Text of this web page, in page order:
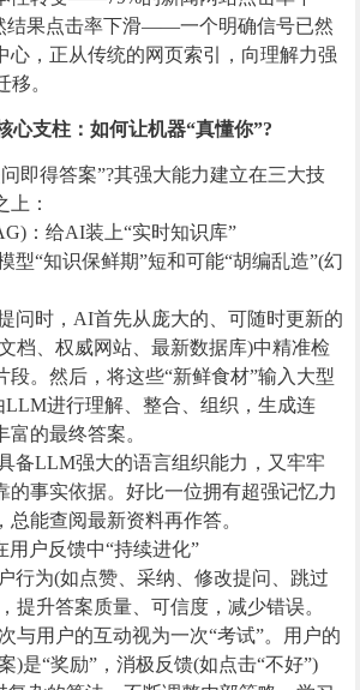
结果点击率下滑——一个明确信号已然
心，正从传统的网页索引，向理解力强
。
心支柱：如何让机器“真懂你”?
即得答案”?其强大能力建立在三大技
上：
：给AI装上“实时知识库”
型“知识保鲜期”短和可能“胡编乱造”(幻
问时，AI首先从庞大的、可随时更新的
档、权威网站、最新数据库)中精准检
段。然后，将这些“新鲜食材”输入大型
进行理解、整合、组织，生成连
的最终答案。
备LLM强大的语言组织能力，又牢牢
的事实依据。好比一位拥有超强记忆力
能查阅最新资料再作答。
用户反馈中“持续进化”
行为(如点赞、采纳、修改提问、跳过
提升答案质量、可信度，减少错误。
与用户的互动视为一次“考试”。用户的
)是“奖励”，消极反馈(如点击“不好”)